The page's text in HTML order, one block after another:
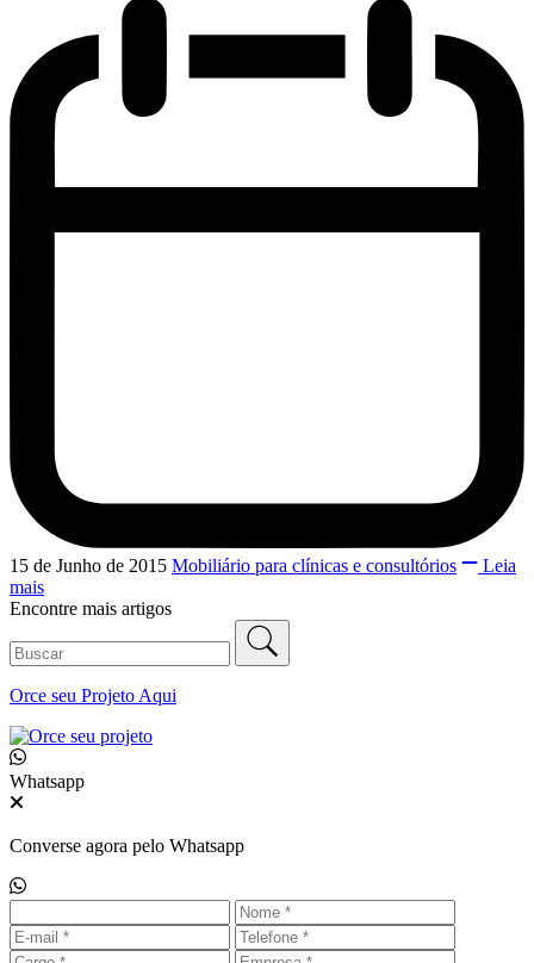
15 de Junho de 2015 Mobiliário para clínicas e consultórios
Leia
mais
Encontre mais artigos
Orce seu Projeto Aqui
Whatsapp
Converse agora pelo Whatsapp